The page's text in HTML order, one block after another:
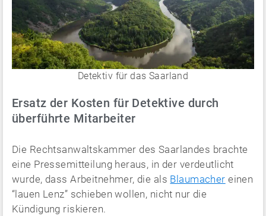
Detektiv für das Saarland
Ersatz der Kosten für Detektive durch
überführte Mitarbeiter
Die Rechtsanwaltskammer des Saarlandes brachte
eine Pressemitteilung heraus, in der verdeutlicht
wurde, dass Arbeitnehmer, die als Blaumacher einen
“lauen Lenz” schieben wollen, nicht nur die
Kündigung riskieren.